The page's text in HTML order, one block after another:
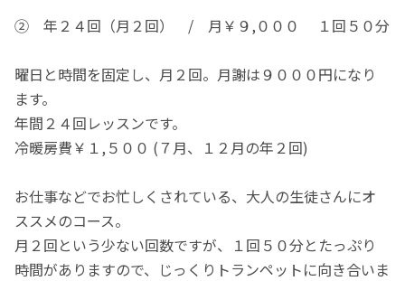
② 年２４回（月２回） / 月￥９,０００ １回５０分
曜日と時間を固定し、月２回。月謝は９０００円になり
ます。
年間２４回レッスンです。
冷暖房費￥１,５００ (７月、１２月の年２回)
お仕事などでお忙しくされている、大人の生徒さんにオ
ススメのコース。
月２回という少ない回数ですが、１回５０分とたっぷり
時間がありますので、じっくりトランペットに向き合いま